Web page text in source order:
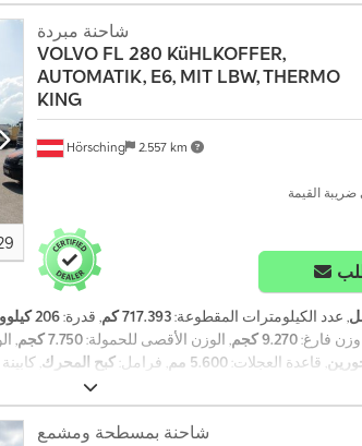
Hörsching 2.557 km
شاحنة مبردة
VOLVO FL 280 KüHLKOFFER,
AUTOMATIK, E6, MIT LBW, THERMO
KING
القيمة
, عدد الكيلومترات المقطوعة:717.393 كم , قدرة:206 كيلوواط (280,08 حصان)
فارغ:9.270 كجم , الوزن الأقصى للحمولة:7.750 كجم ,
, قاعدة العجلات: 5.600 مم , فرامل: كبح المحرك,
, العرض الكلي:
تسجيل الشاحنة, تكييف الهواء, قفل التروس
شاحنة بمسطحة ومشمع